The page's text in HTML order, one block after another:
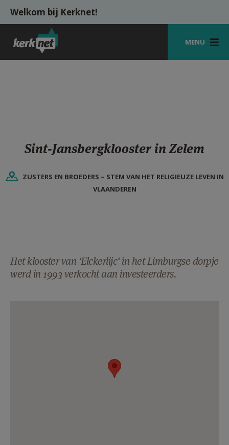
Overslaan en naar de inhoud gaan
Welkom bij Kerknet!
MENU
ZOEKEN
HULP
Sint-Jansbergklooster in Zelem
ZUSTERS EN BROEDERS ~ STEM VAN HET RELIGIEUZE LEVEN IN
VLAANDEREN
Het klooster van ‘Elckerlijc’ in het Limburgse dorpje
werd in 1993 verkocht aan investeerders.